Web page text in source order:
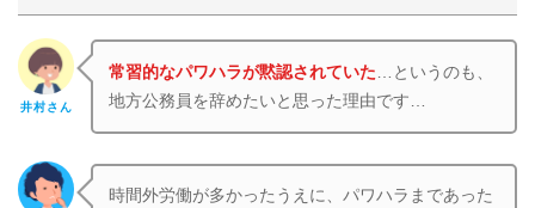
井村さん
常習的なパワハラが黙認されていた …というのも、
地方公務員を辞めたいと思った理由です…
時間外労働が多かったうえに、パワハラまであった